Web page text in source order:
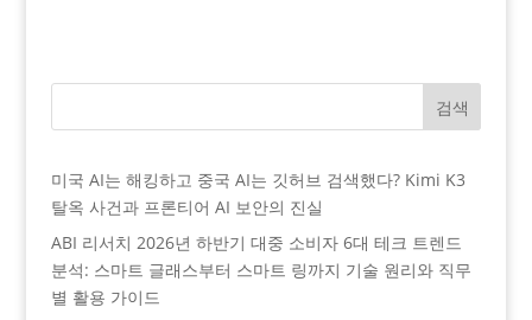
검색
미국 AI는 해킹하고 중국 AI는 깃허브 검색했다? Kimi K3
탈옥 사건과 프론티어 AI 보안의 진실
ABI 리서치 2026년 하반기 대중 소비자 6대 테크 트렌드
분석: 스마트 글래스부터 스마트 링까지 기술 원리와 직무
별 활용 가이드